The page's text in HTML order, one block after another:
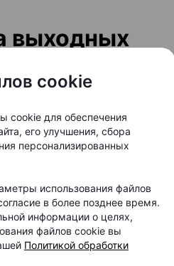
выходных
Цнянского водохранилища,
берег»),
фестиваль,
собак, кошек и других
cookie
cookie для обеспечения
его улучшения, сбора
персонализированных
использования файлов
в более позднее время.
информации о целях,
файлов cookie вы
Политикой обработки